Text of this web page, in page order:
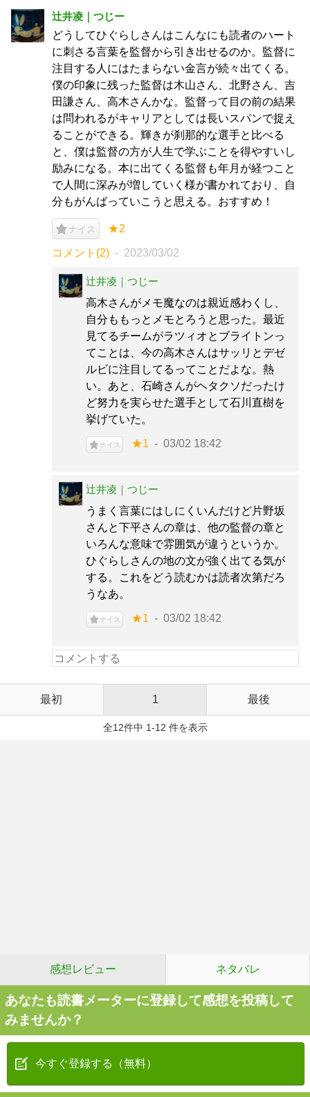
辻井凌｜つじー
どうしてひぐらしさんはこんなにも読者のハート
に刺さる言葉を監督から引き出せるのか。監督に
注目する人にはたまらない金言が続々出てくる。
僕の印象に残った監督は木山さん、北野さん、吉
田謙さん、高木さんかな。監督って目の前の結果
は問われるがキャリアとしては長いスパンで捉え
ることができる。輝きが刹那的な選手と比べる
と、僕は監督の方が人生で学ぶことを得やすいし
励みになる。本に出てくる監督も年月が経つこと
で人間に深みが増していく様が書かれており、自
分もがんばっていこうと思える。おすすめ！
ナイス ★2
コメント(2) 2023/03/02
辻井凌｜つじー
高木さんがメモ魔なのは親近感わくし、
自分ももっとメモとろうと思った。最近
見てるチームがラツィオとブライトンっ
てことは、今の高木さんはサッリとデゼ
ルビに注目してるってことだよな。熱
い。あと、石崎さんがヘタクソだったけ
ど努力を実らせた選手として石川直樹を
挙げていた。
ナイス ★1 03/02 18:42
辻井凌｜つじー
うまく言葉にはしにくいんだけど片野坂
さんと下平さんの章は、他の監督の章と
いろんな意味で雰囲気が違うというか。
ひぐらしさんの地の文が強く出てる気が
する。これをどう読むかは読者次第だろ
うなあ。
ナイス ★1 03/02 18:42
最初 1 最後
全12件中 1-12 件を表示
感想レビュー ネタバレ
あなたも読書メーターに登録して感想を投稿して
みませんか？
今すぐ登録する（無料）